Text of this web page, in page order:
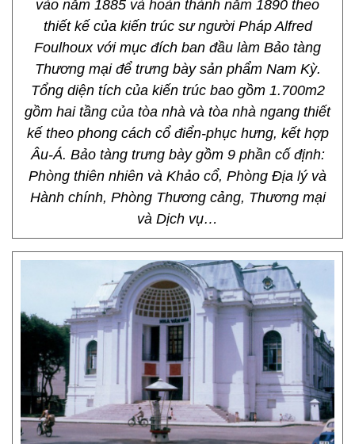
vào năm 1885 và hoàn thành năm 1890 theo
thiết kế của kiến trúc sư người Pháp Alfred
Foulhoux với mục đích ban đầu làm Bảo tàng
Thương mại để trưng bày sản phẩm Nam Kỳ.
Tổng diện tích của kiến trúc bao gồm 1.700m2
gồm hai tầng của tòa nhà và tòa nhà ngang thiết
kế theo phong cách cổ điển-phục hưng, kết hợp
Âu-Á. Bảo tàng trưng bày gồm 9 phần cố định:
Phòng thiên nhiên và Khảo cổ, Phòng Địa lý và
Hành chính, Phòng Thương cảng, Thương mại
và Dịch vụ…